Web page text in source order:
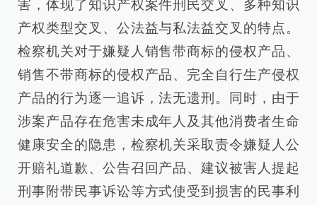
害，体现了知识产权案件刑民交叉、多种知识
产权类型交叉、公法益与私法益交叉的特点。
检察机关对于嫌疑人销售带商标的侵权产品、
销售不带商标的侵权产品、完全自行生产侵权
产品的行为逐一追诉，法无遗刑。同时，由于
涉案产品存在危害未成年人及其他消费者生命
健康安全的隐患，检察机关采取责令嫌疑人公
开赔礼道歉、公告召回产品、建议被害人提起
刑事附带民事诉讼等方式使受到损害的民事利